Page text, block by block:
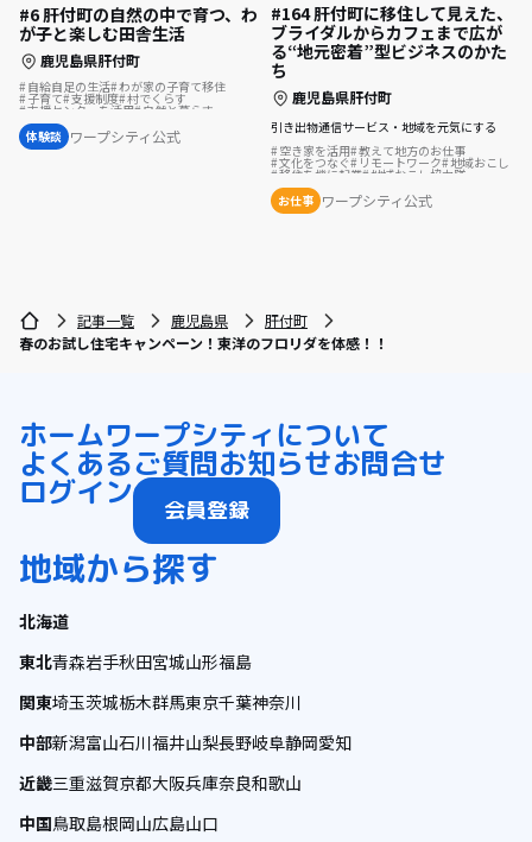
#6 肝付町の自然の中で育つ、わ
が子と楽しむ田舎生活
鹿児島県肝付町
自給自足の生活 わが家の子育て移住
子育て 支援制度 村でくらす
支援センターを活用 自然と暮らす
田舎暮らし
体験談 ワープシティ公式
#164 肝付町に移住して見えた、
ブライダルからカフェまで広が
る“地元密着”型ビジネスのかた
ち
鹿児島県肝付町
引き出物通信サービス・地域を元気にする
空き家を活用 教えて地方のお仕事
文化をつなぐ リモートワーク 地域おこし
移住を機に起業 地域おこし協力隊
歴史をつむぐ
結婚を機に移住
お仕事 ワープシティ公式
記事一覧 鹿児島県
肝付町
春のお試し住宅キャンペーン！東洋のフロリダを体感！！
ホームワープシティについて
よくあるご質問お知らせお問合せ
ログイン 会員登録
地域から探す
北海道
東北青森岩手秋田宮城山形福島
関東埼玉茨城栃木群馬東京千葉神奈川
中部新潟富山石川福井山梨長野岐阜静岡愛知
近畿三重滋賀京都大阪兵庫奈良和歌山
中国鳥取島根岡山広島山口